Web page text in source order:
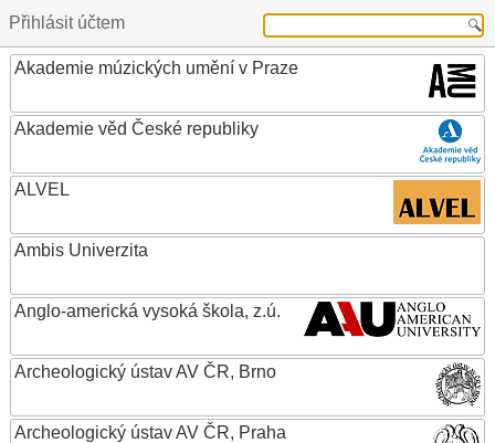
Přihlásit účtem
Akademie múzických umění v Praze
Akademie věd České republiky
ALVEL
Ambis Univerzita
Anglo-americká vysoká škola, z.ú.
Archeologický ústav AV ČR, Brno
Archeologický ústav AV ČR, Praha